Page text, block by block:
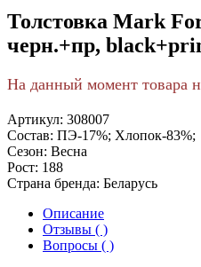
Толстовка Mark
черн.+пр,
На данный момент товара
Артикул: 308007
Состав: ПЭ-17%; Хлопок-83%;
Сезон: Весна
Рост: 188
Страна бренда: Беларусь
Описание
Отзывы ( )
Вопросы ( )